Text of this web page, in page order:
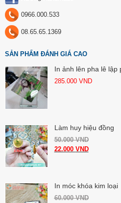
0966.000.533
08.65.65.1369
SẢN PHẨM ĐÁNH GIÁ CAO
In ảnh lên pha lê lập
285.000 VND
Làm huy hiệu đồng
50.000VND
22.000 VND
In móc khóa kim loại
60.000VND